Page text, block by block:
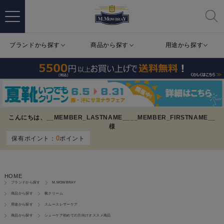
ブランドから探す 商品から探す 用途から探す
こんにちは、 __MEMBER_LASTNAME__
__MEMBER_FIRSTNAME__
様
保有ポイント： 0ポイント
HOME
ブランドから探す M.MOWBRAY
商品から探す 靴クリーム
用途から探す スムースレザーケア
商品から探す シューケア初めての方向けオススメ商品